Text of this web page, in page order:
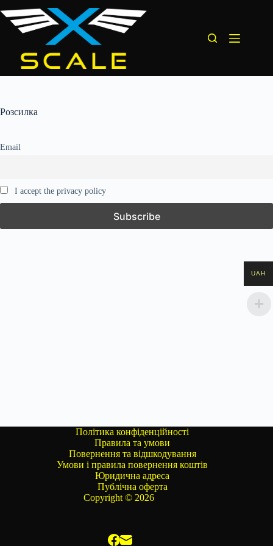
до
вмісту
Розсилка
Email
I accept the privacy policy
Політика конфіденційності
Правила та умови
Повернення та відшкодування
Умови і правила повернення коштів
Юридична адреса
Публічна оферта
Copyright © 2026
UAH